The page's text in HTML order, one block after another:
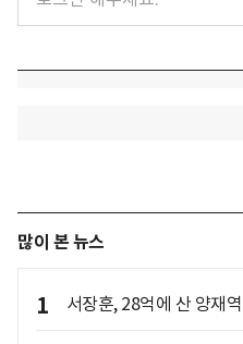
많이 본 뉴스
1 서장훈, 28억에 산 양재